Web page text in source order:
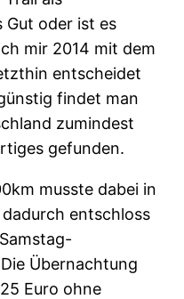
oder ist es
mir 2014 mit dem
entscheidet
findet man
zumindest
gefunden.
musste dabei in
entschloss
Übernachtung
Euro ohne